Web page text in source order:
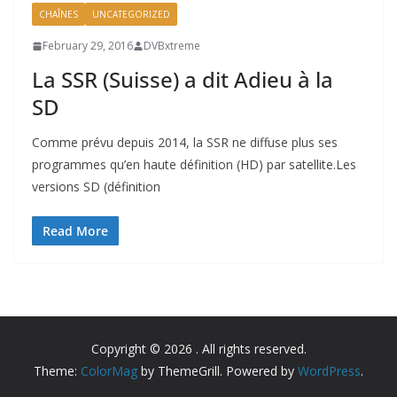
CHAÎNES UNCATEGORIZED
February 29, 2016 DVBxtreme
La SSR (Suisse) a dit Adieu à la
SD
Comme prévu depuis 2014, la SSR ne diffuse plus ses
programmes qu’en haute définition (HD) par satellite.Les
versions SD (définition
Read More
Copyright © 2026 . All rights reserved.
Theme: ColorMag by ThemeGrill. Powered by WordPress.